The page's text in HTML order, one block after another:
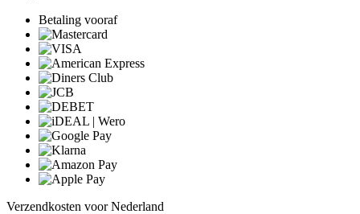
Betaling vooraf
Verzendkosten voor Nederland